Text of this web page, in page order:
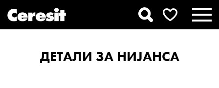
ДЕТАЛИ ЗА НИЈАНСА